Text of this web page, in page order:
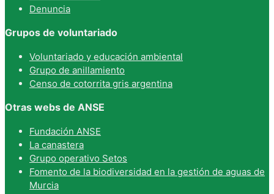
Denuncia
Grupos de voluntariado
Voluntariado y educación ambiental
Grupo de anillamiento
Censo de cotorrita gris argentina
Otras webs de ANSE
Fundación ANSE
La canastera
Grupo operativo Setos
Fomento de la biodiversidad en la gestión de aguas de
Murcia